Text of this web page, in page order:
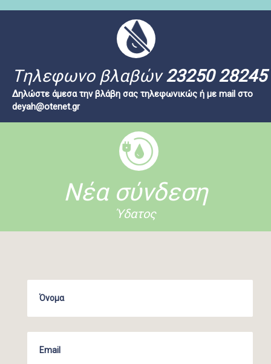
Tηλεφωνο βλαβών23250 28245
Δηλώστε άμεσα την βλάβη σας τηλεφωνικώς ή με mail στο
deyah@otenet.gr
Νέα σύνδεση
Ύδατος